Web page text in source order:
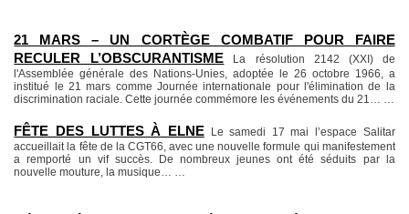
21 MARS – UN CORTÈGE COMBATIF POUR FAIRE
RECULER L’OBSCURANTISME
La résolution 2142 (XXI) de
l'Assemblée générale des Nations-Unies, adoptée le 26 octobre 1966, a
institué le 21 mars comme Journée internationale pour l'élimination de la
discrimination raciale. Cette journée commémore les événements du 21… …
FÊTE DES LUTTES À ELNE
Le samedi 17 mai l’espace Salitar
accueillait la fête de la CGT66, avec une nouvelle formule qui manifestement
a remporté un vif succès. De nombreux jeunes ont été séduits par la
nouvelle mouture, la musique… …